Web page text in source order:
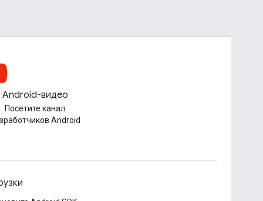
Android-видео
Посетите канал
Android